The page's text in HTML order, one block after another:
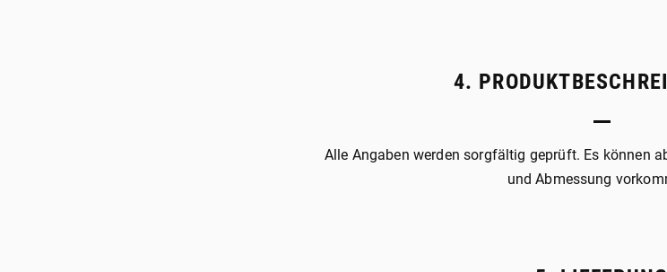
4.
Alle Angaben werden sorgfältig geprüft. Es können
und Abmessung